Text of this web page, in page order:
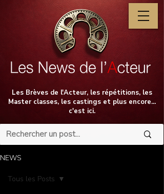
Les Brèves de l'Acteur, les répétitions, les
Master classes, les castings et plus encore...
c'est ici.
NEWS
Tous les Posts